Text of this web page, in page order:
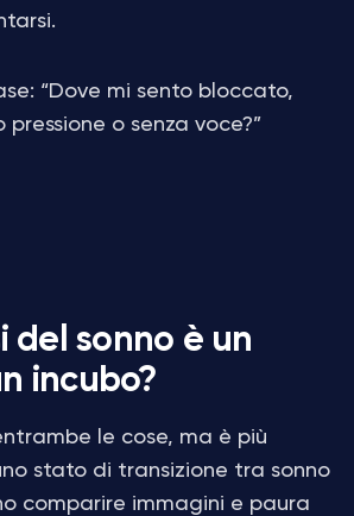
“Dove mi sento bloccato,
pressione o senza voce?”
del sonno è un
incubo?
le cose, ma è più
stato di transizione tra sonno
comparire immagini e paura